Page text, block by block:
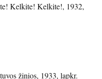
Kelkite! Kelkite!, 1932,
žinios, 1933, lapkr.